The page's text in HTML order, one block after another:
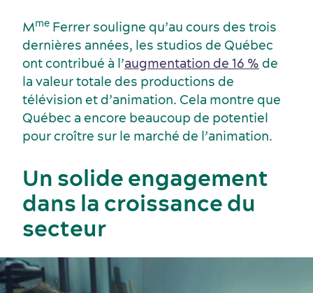
Événements sportifs
Lieux de réception
Mme Ferrer souligne qu’au cours des trois
dernières années, les studios de Québec
ont contribué à l’augmentation de 16 % de
la valeur totale des productions de
télévision et d’animation. Cela montre que
Québec a encore beaucoup de potentiel
pour croître sur le marché de l’animation.
Un solide engagement
dans la croissance du
secteur